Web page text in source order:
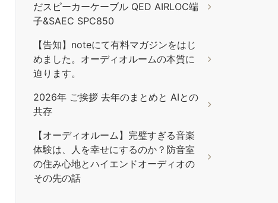
だスピーカーケーブル QED AIRLOC端
子&SAEC SPC850
【告知】noteにて有料マガジンをはじ
めました。オーディオルームの本質に
迫ります。
2026年 ご挨拶 去年のまとめと AIとの
共存
【オーディオルーム】完璧すぎる音楽
体験は、人を幸せにするのか？防音室
の住み心地とハイエンドオーディオの
その先の話